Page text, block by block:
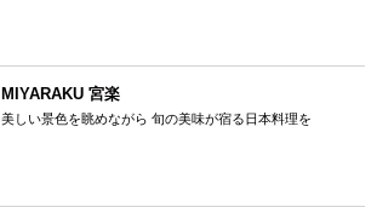
MIYARAKU 宮楽
美しい景色を眺めながら 旬の美味が宿る日本料理を